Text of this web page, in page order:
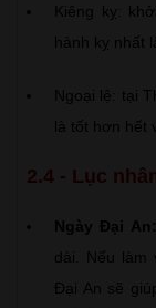
Kiêng kỵ:
hành kỵ nhất
Ngoại lệ: tại
là tốt hơn hết
2.4 - Lục
Ngày Đại An:
dài. Nếu làm
Đại An sẽ